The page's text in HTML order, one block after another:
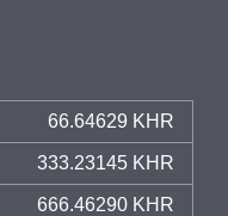
66.64629 KHR
333.23145 KHR
666.46290 KHR